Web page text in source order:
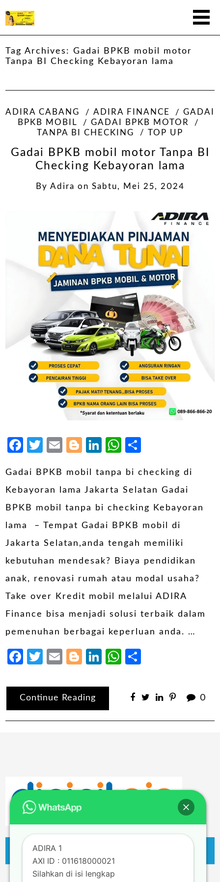
Tag Archives:Gadai BPKB mobil motor
Tanpa BI Checking Kebayoran lama
ADIRA CABANG ADIRA FINANCE
GADAI
BPKB MOBIL
GADAI BPKB MOTOR
TANPA BI CHECKING
TOP UP
Gadai BPKB mobil motor Tanpa BI
Checking Kebayoran lama
By Adira on Sabtu, Mei 25, 2024
Facebook
Twitter
EmailBlogger
LinkedIn
WhatsApp
Gadai BPKB mobil tanpa bi checking di
Kebayoran lama Jakarta Selatan Gadai
BPKB mobil tanpa bi checking Kebayoran
lama – Tempat Gadai BPKB mobil di
Jakarta Selatan,anda tengah memiliki
kebutuhan mendesak? Biaya pendidikan
anak, renovasi rumah atau modal usaha?
Take over Kredit mobil melalui ADIRA
Finance bisa menjadi solusi terbaik dalam
pemenuhan berbagai keperluan anda. …
Facebook
Twitter
EmailBlogger
LinkedIn
WhatsApp
Continue Reading 0
ADIRA 1
AXI ID : 011618000021
Silahkan di isi lengkap